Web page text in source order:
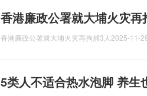
香港廉政公署就大埔火灾再
香港廉政公署就大埔火灾再拘捕3人 2025-11-
5类人不适合热水泡脚 养生